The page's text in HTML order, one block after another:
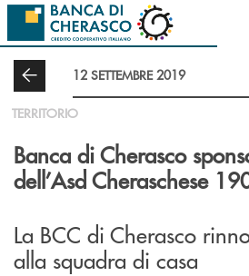
Salta al contenuto principale
12 SETTEMBRE 2019
TERRITORIO
Banca di Cherasco
dell’Asd Cheraschese
La BCC di Cherasco
alla squadra di casa